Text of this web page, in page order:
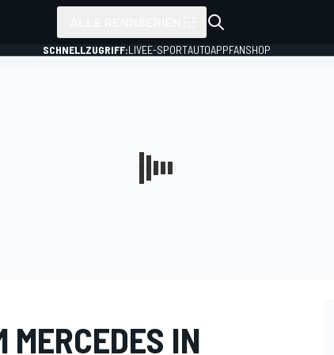
SCHNELLZUGRIFF:LIVEE-SPORTAUTOAPPFANSHOP
IN